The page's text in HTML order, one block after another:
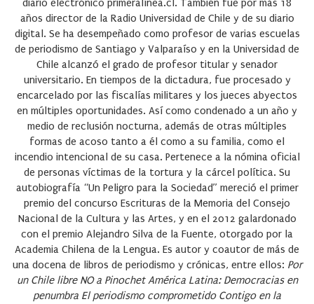
diario electrónico primeralínea.cl. También fue por más 18
años director de la Radio Universidad de Chile y de su diario
digital. Se ha desempeñado como profesor de varias escuelas
de periodismo de Santiago y Valparaíso y en la Universidad de
Chile alcanzó el grado de profesor titular y senador
universitario. En tiempos de la dictadura, fue procesado y
encarcelado por las fiscalías militares y los jueces abyectos
en múltiples oportunidades. Así como condenado a un año y
medio de reclusión nocturna, además de otras múltiples
formas de acoso tanto a él como a su familia, como el
incendio intencional de su casa. Pertenece a la nómina oficial
de personas víctimas de la tortura y la cárcel política. Su
autobiografía “Un Peligro para la Sociedad” mereció el primer
premio del concurso Escrituras de la Memoria del Consejo
Nacional de la Cultura y las Artes, y en el 2012 galardonado
con el premio Alejandro Silva de la Fuente, otorgado por la
Academia Chilena de la Lengua. Es autor y coautor de más de
una docena de libros de periodismo y crónicas, entre ellos: Por
un Chile libre NO a Pinochet América Latina: Democracias en
penumbra El periodismo comprometido Contigo en la